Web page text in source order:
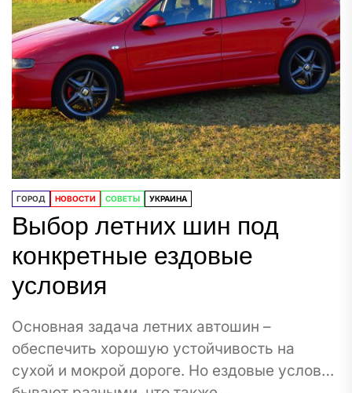
ГОРОД НОВОСТИ СОВЕТЫ УКРАИНА
Выбор летних шин под
конкретные ездовые
условия
Основная задача летних автошин –
обеспечить хорошую устойчивость на
сухой и мокрой дороге. Но ездовые условия